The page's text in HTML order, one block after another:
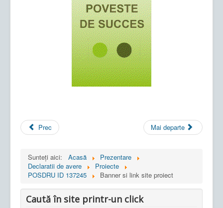
Prec Mai departe
Sunteți aici: Acasă
Prezentare
Declaratii de avere
Proiecte
POSDRU ID 137245
Banner si link site proiect
Caută în site printr-un click